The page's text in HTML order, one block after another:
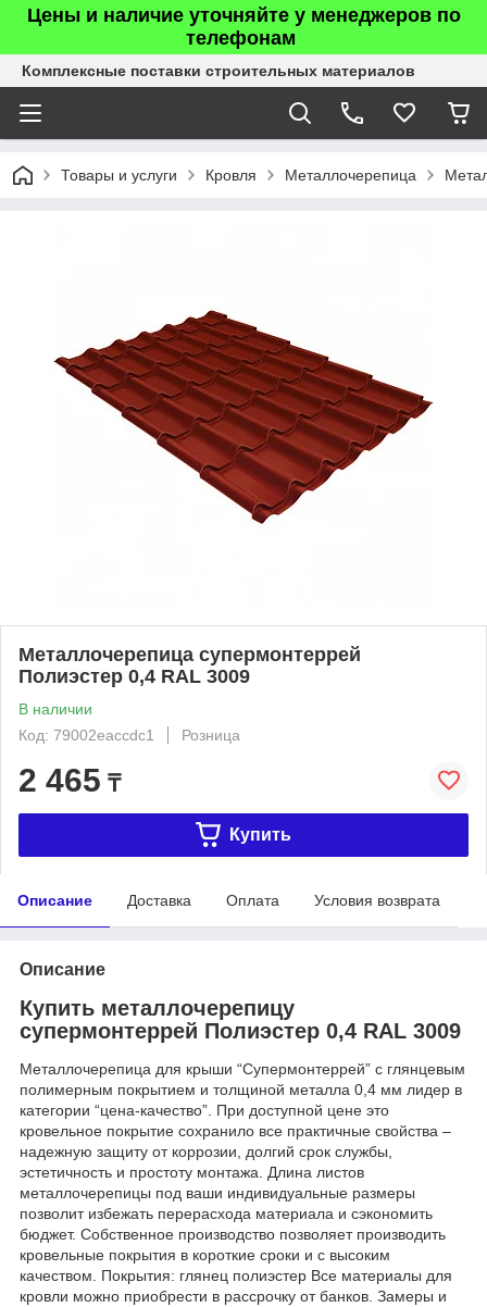
Цены и наличие уточняйте у менеджеров по
телефонам
Комплексные поставки строительных материалов
Товары и услуги Кровля Металлочерепица
Металлочерепица супермонтеррей
Полиэстер 0,4 RAL 3009
В наличии
Код: 79002eaccdc1
Розница
2 465 ₸
Купить
Описание Доставка Оплата Условия возврата
Описание
Купить металлочерепицу
супермонтеррей Полиэстер 0,4 RAL 3009
Металлочерепица для крыши “Супермонтеррей” с глянцевым
полимерным покрытием и толщиной металла 0,4 мм лидер в
категории “цена-качество”. При доступной цене это
кровельное покрытие сохранило все практичные свойства –
надежную защиту от коррозии, долгий срок службы,
эстетичность и простоту монтажа. Длина листов
металлочерепицы под ваши индивидуальные размеры
позволит избежать перерасхода материала и сэкономить
бюджет. Собственное производство позволяет производить
кровельные покрытия в короткие сроки и с высоким
качеством. Покрытия: глянец полиэстер Все материалы для
кровли можно приобрести в рассрочку от банков. Замеры и